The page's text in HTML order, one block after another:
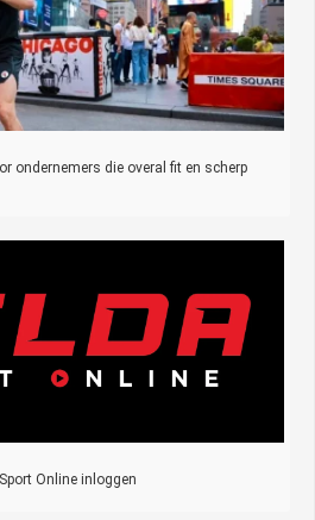
ondernemers die overal fit en scherp
Online inloggen